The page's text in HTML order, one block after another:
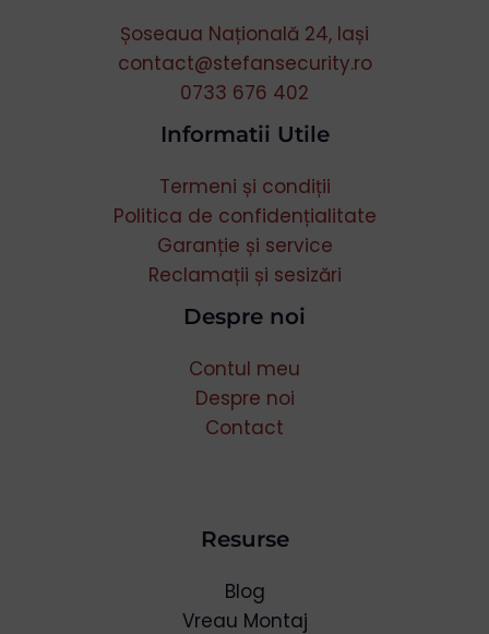
Șoseaua Națională 24, Iași
contact@stefansecurity.ro
0733 676 402
Informatii Utile
Termeni și condiții
Politica de confidențialitate
Garanție și service
Reclamații și sesizări
Despre noi
Contul meu
Despre noi
Contact
Resurse
Blog
Vreau Montaj
Username or Email Address
Password
Remember Me